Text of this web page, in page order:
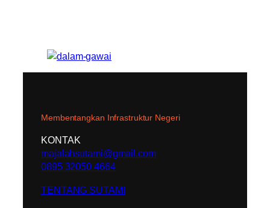
Membentangkan Infrastruktur Negeri
KONTAK
majalahsutami@gmail.com
0895 32050 4664
TENTANG SUTAMI